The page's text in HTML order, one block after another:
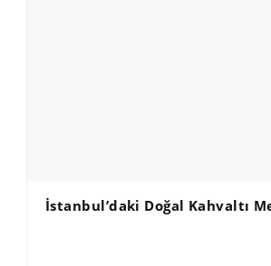
İstanbul’daki Doğal Kahvaltı